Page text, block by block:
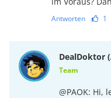
Antworten 1
DealDoktor
Team
@PAOK: Hi,